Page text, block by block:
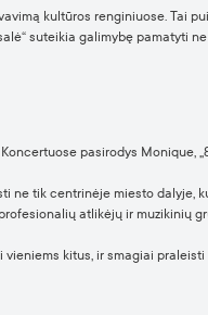
kultūros renginiuose. Tai
suteikia galimybę pamatyti
pasirodys Monique,
ne tik centrinėje miesto dalyje,
atlikėjų ir muzikinių
kitus, ir smagiai